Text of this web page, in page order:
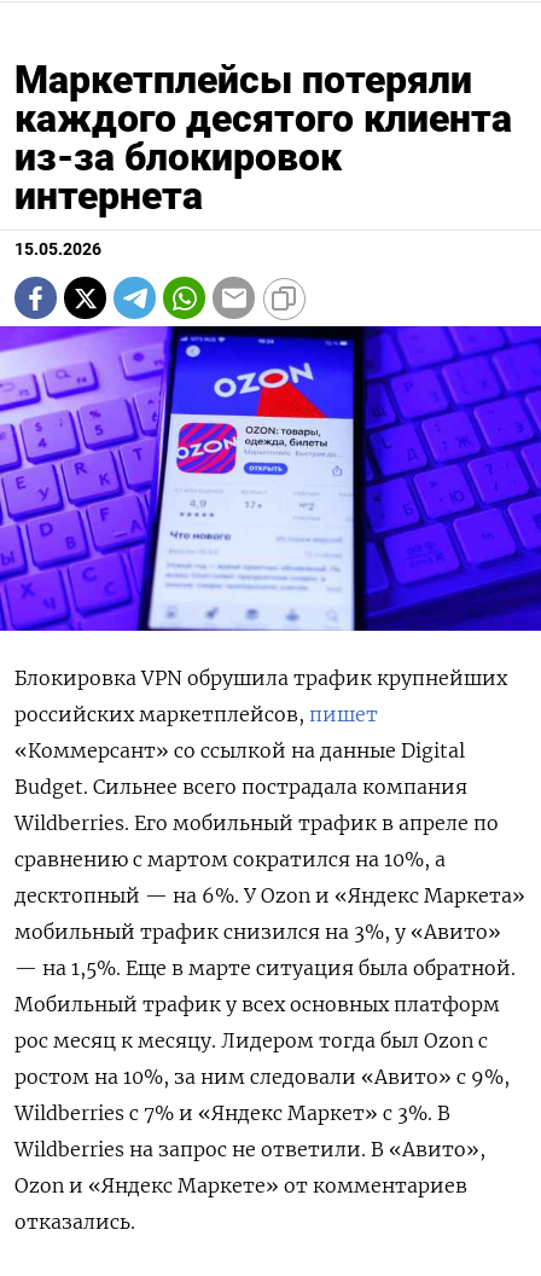
Маркетплейсы потеряли
каждого десятого клиента
из-за блокировок
интернета
15.05.2026
Блокировка VPN обрушила трафик крупнейших
российских маркетплейсов, пишет
«Коммерсант» со ссылкой на данные Digital
Budget. Сильнее всего пострадала компания
Wildberries. Его мобильный трафик в апреле по
сравнению с мартом сократился на 10%, а
десктопный — на 6%. У Ozon и «Яндекс Маркета»
мобильный трафик снизился на 3%, у «Авито»
— на 1,5%. Еще в марте ситуация была обратной.
Мобильный трафик у всех основных платформ
рос месяц к месяцу. Лидером тогда был Ozon с
ростом на 10%, за ним следовали «Авито» с 9%,
Wildberries с 7% и «Яндекс Маркет» с 3%. В
Wildberries на запрос не ответили. В «Авито»,
Ozon и «Яндекс Маркете» от комментариев
отказались.